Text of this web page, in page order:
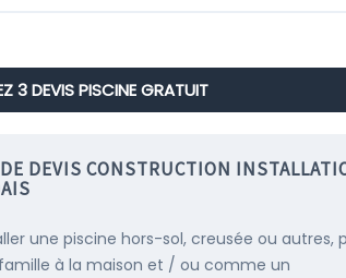
3 DEVIS PISCINE GRATUIT
DEVIS CONSTRUCTION
une piscine hors-sol, creusée ou autres,
à la maison et / ou comme un